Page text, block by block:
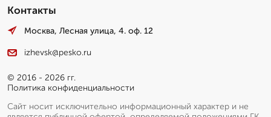
Контакты
Москва, Лесная улица, 4. оф. 12
izhevsk@pesko.ru
© 2016 - 2026 гг.
Политика конфиденциальности
Сайт носит исключительно информационный характер и не